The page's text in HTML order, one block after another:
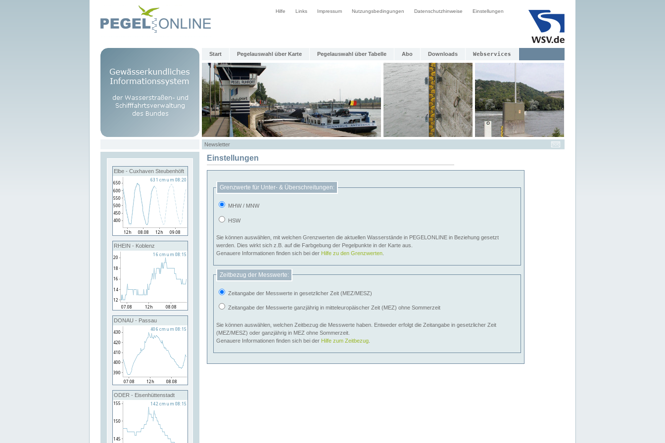
Hilfe Links Impressum Nutzungsbedingungen Datenschutzhinweise Einstellungen
Start Pegelauswahl über Karte Pegelauswahl über Tabelle Abo Downloads Webservices
Newsletter
Elbe - Cuxhaven Steubenhöft
RHEIN - Koblenz
DONAU - Passau
ODER - Eisenhüttenstadt
Einstellungen
Grenzwerte für Unter- & Überschreitungen:
MHW / MNW
HSW
Sie können auswählen, mit welchen Grenzwerten die aktuellen Wasserstände in PEGELONLINE in Beziehung gesetzt
werden. Dies wirkt sich z.B. auf die Farbgebung der Pegelpunkte in der Karte aus.
Genauere Informationen finden sich bei der Hilfe zu den Grenzwerten
Zeitbezug der Messwerte:
Zeitangabe der Messwerte in gesetzlicher Zeit (MEZ/MESZ)
Zeitangabe der Messwerte ganzjährig in mitteleuropäischer Zeit (MEZ) ohne Sommerzeit
Sie können auswählen, welchen Zeitbezug die Messwerte haben. Entweder erfolgt die Zeitangabe in gesetzlicher Zeit
(MEZ/MESZ) oder ganzjährig in MEZ ohne Sommerzeit.
Genauere Informationen finden sich bei der Hilfe zum Zeitbezug